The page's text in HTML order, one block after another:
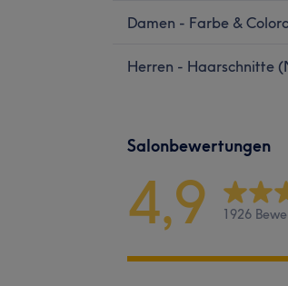
Damen - Farbe &
Herren - Haarschnitte
Salonbewertungen
4,9 1926